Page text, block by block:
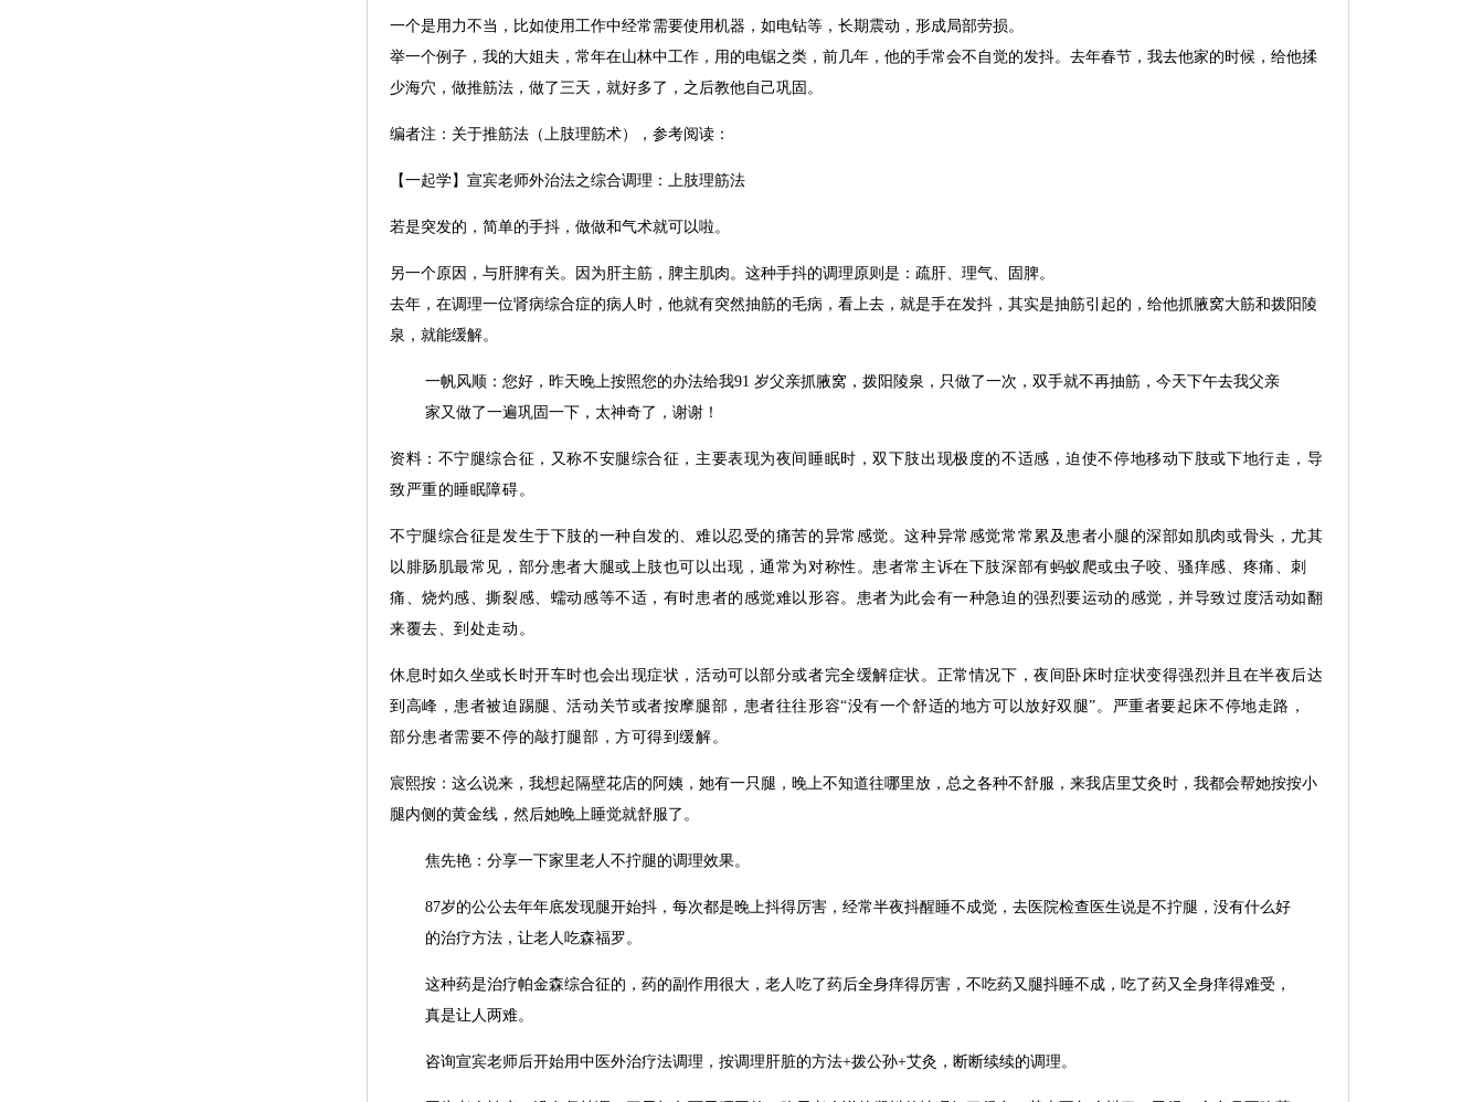
一个是用力不当，比如使用工作中经常需要使用机器，如电钻等，长期震动，形成局部劳损。
举一个例子，我的大姐夫，常年在山林中工作，用的电锯之类，前几年，他的手常会不自觉的发抖。去年春节，我去他家的时候，给他揉
少海穴，做推筋法，做了三天，就好多了，之后教他自己巩固。
编者注：关于推筋法（上肢理筋术），参考阅读：
【一起学】宣宾老师外治法之综合调理：上肢理筋法
若是突发的，简单的手抖，做做和气术就可以啦。
另一个原因，与肝脾有关。因为肝主筋，脾主肌肉。这种手抖的调理原则是：疏肝、理气、固脾。
去年，在调理一位肾病综合症的病人时，他就有突然抽筋的毛病，看上去，就是手在发抖，其实是抽筋引起的，给他抓腋窝大筋和拨阳陵
泉，就能缓解。
一帆风顺：您好，昨天晚上按照您的办法给我91 岁父亲抓腋窝，拨阳陵泉，只做了一次，双手就不再抽筋，今天下午去我父亲
家又做了一遍巩固一下，太神奇了，谢谢！
资料：不宁腿综合征，又称不安腿综合征，主要表现为夜间睡眠时，双下肢出现极度的不适感，迫使不停地移动下肢或下地行走，导
致严重的睡眠障碍。
不宁腿综合征是发生于下肢的一种自发的、难以忍受的痛苦的异常感觉。这种异常感觉常常累及患者小腿的深部如肌肉或骨头，尤其
以腓肠肌最常见，部分患者大腿或上肢也可以出现，通常为对称性。患者常主诉在下肢深部有蚂蚁爬或虫子咬、骚痒感、疼痛、刺
痛、烧灼感、撕裂感、蠕动感等不适，有时患者的感觉难以形容。患者为此会有一种急迫的强烈要运动的感觉，并导致过度活动如翻
来覆去、到处走动。
休息时如久坐或长时开车时也会出现症状，活动可以部分或者完全缓解症状。正常情况下，夜间卧床时症状变得强烈并且在半夜后达
到高峰，患者被迫踢腿、活动关节或者按摩腿部，患者往往形容“没有一个舒适的地方可以放好双腿”。严重者要起床不停地走路，
部分患者需要不停的敲打腿部，方可得到缓解。
宸熙按：这么说来，我想起隔壁花店的阿姨，她有一只腿，晚上不知道往哪里放，总之各种不舒服，来我店里艾灸时，我都会帮她按按小
腿内侧的黄金线，然后她晚上睡觉就舒服了。
焦先艳：分享一下家里老人不拧腿的调理效果。
87岁的公公去年年底发现腿开始抖，每次都是晚上抖得厉害，经常半夜抖醒睡不成觉，去医院检查医生说是不拧腿，没有什么好
的治疗方法，让老人吃森福罗。
这种药是治疗帕金森综合征的，药的副作用很大，老人吃了药后全身痒得厉害，不吃药又腿抖睡不成，吃了药又全身痒得难受，
真是让人两难。
咨询宣宾老师后开始用中医外治疗法调理，按调理肝脏的方法+拨公孙+艾灸，断断续续的调理。